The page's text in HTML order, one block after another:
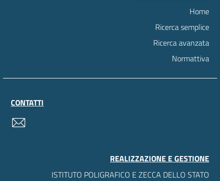
Home
Ricerca semplice
Ricerca avanzata
Normattiva
CONTATTI
REALIZZAZIONE E GESTIONE
ISTITUTO POLIGRAFICO E ZECCA DELLO STATO